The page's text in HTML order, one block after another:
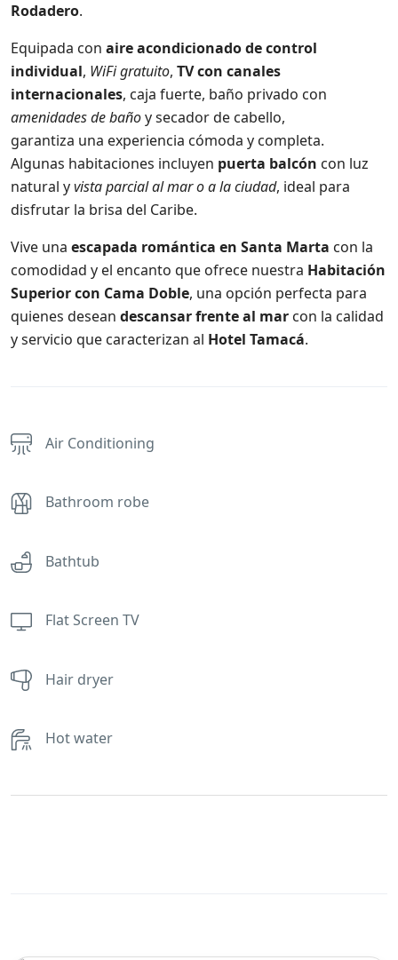
Rodadero.
Equipada con aire acondicionado de control
individual, WiFi gratuito, TV con canales
internacionales, caja fuerte, baño privado con
amenidades de bañoy secador de cabello,
garantiza una experiencia cómoda y completa.
Algunas habitaciones incluyen puerta balcón con luz
natural yvista parcial al mar o a la ciudad, ideal para
disfrutar la brisa del Caribe.
Vive una escapada romántica en Santa Marta con la
comodidad y el encanto que ofrece nuestra Habitación
Superior con Cama Doble, una opción perfecta para
quienes desean descansar frente al mar con la calidad
y servicio que caracterizan al Hotel Tamacá.
Air Conditioning
Bathroom robe
Bathtub
Flat Screen TV
Hair dryer
Hot water